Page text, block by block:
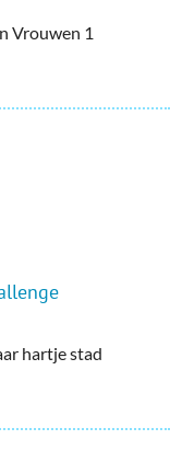
Vrouwen 1
hartje stad